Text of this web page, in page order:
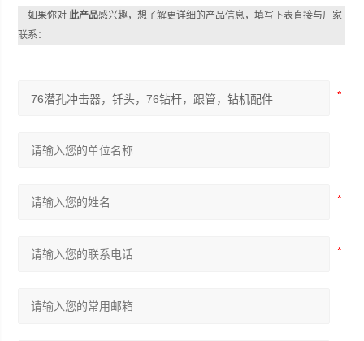
如果你对此产品感兴趣，想了解更详细的产品信息，填写下表直接与厂家
联系：